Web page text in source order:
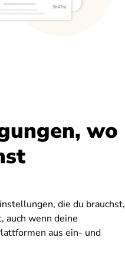
wo
die du brauchst,
auch wenn deine
aus ein- und